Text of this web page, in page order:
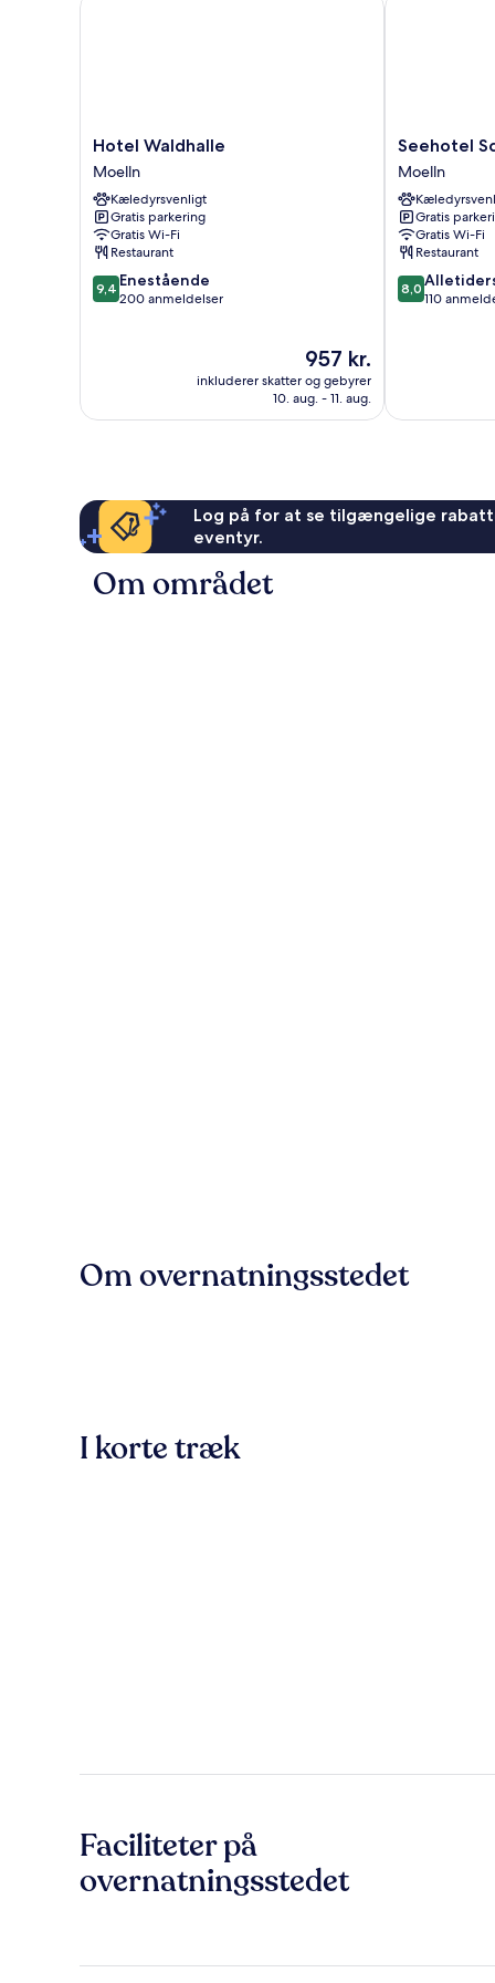
Hotel
Waldhalle
Moelln
Hotel Waldhalle
Moelln
Kæledyrsvenligt
Gratis parkering
Gratis Wi-Fi
Restaurant
9.4
ud
9,4 Enestående
200 anmeldelser
Prisen
er
957 kr.
957 kr.
inkluderer skatter og gebyrer
10. aug. - 11. aug.
Seehotel
Schwanenhof
Moelln
Seehotel
Moelln
Gratis
Gratis Wi-Fi
Restaurant
8.0
ud
8,0
110
Log på for at se tilgængelige
eventyr.
Om området
Om overnatningsstedet
I korte træk
Faciliteter på
overnatningsstedet